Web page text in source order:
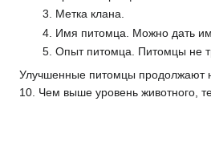
Метка клана.
Имя питомца. Можно дать
Опыт питомца. Питомцы не
Улучшенные питомцы продолжают
10. Чем выше уровень животного,